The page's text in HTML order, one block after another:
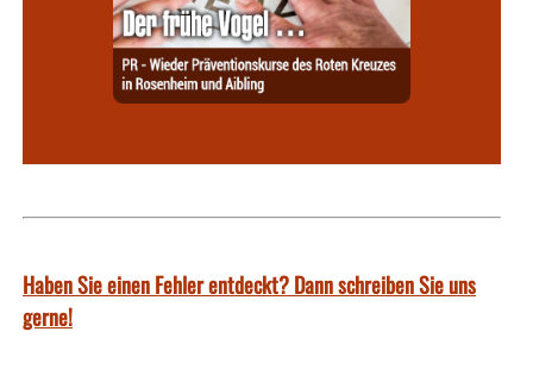
Haben Sie einen Fehler entdeckt? Dann schreiben Sie uns
gerne!